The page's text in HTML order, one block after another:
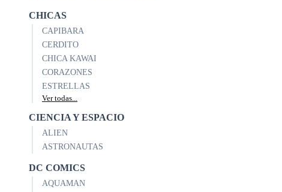
CHICAS
CAPIBARA
CERDITO
CHICA KAWAI
CORAZONES
ESTRELLAS
Ver todas...
CIENCIA Y ESPACIO
ALIEN
ASTRONAUTAS
DC COMICS
AQUAMAN